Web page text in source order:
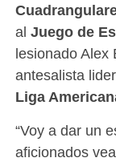
al Juego de
lesionado Alex
antesalista
Liga
“Voy a dar un
aficionados